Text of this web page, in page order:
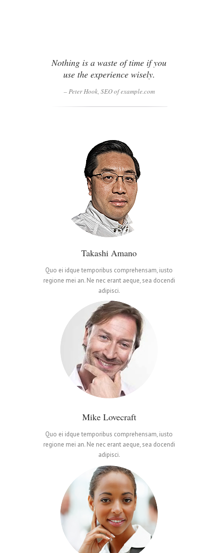
Nothing is a waste of time if you
use the experience wisely.
– Peter Hook, SEO of example.com
Takashi Amano
Quo ei idque temporibus comprehensam, iusto
regione mei an. Ne nec erant aeque, sea docendi
adipisci.
Mike Lovecraft
Quo ei idque temporibus comprehensam, iusto
regione mei an. Ne nec erant aeque, sea docendi
adipisci.